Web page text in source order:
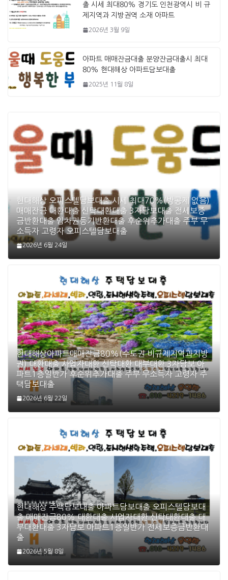
출 시세 최대80% 경기도 인천광역시 비 규
제지역과 지방권역 소재 아파트
2026년 3월 9일
아파트 매매잔금대출 분양잔금대출시 최대
80% 현대해상 아파트담보대출
2025년 11월 8일
현대해상 오피스텔담보대출 시세 최대70%(방공제 없음)
매매잔금 대환대출 신탁대환대출 3자담보대출 전세보증
금반환대출 임차권등기반환대출 후순위추가대출 주부 무
소득자 고령자 오피스텔담보대출
2026년 6월 24일
현대해상아파트매매잔금80%(수도권 비규제지역과지방
권) 대환대출 사업자대환 신탁대환 대부대환 3자담보 아
파트1층일반가 후순위추가대출 주부 무소득자 고령자 주
택담보대출
2026년 6월 22일
현대해상 주택담보대출 아파트담보대출 오피스텔담보대
출 매매잔금80% 대환대출 사업자대환 신탁대환대출 대
부대환대출 3자담보 아파트1층일반가 전세보증금반환대
출
2026년 5월 8일